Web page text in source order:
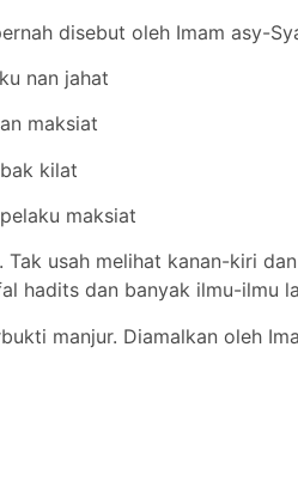
disebut oleh Imam asy-
nan jahat
maksiat
kilat
maksiat
Tak usah melihat kanan-kiri
hadits dan banyak ilmu-ilmu
manjur. Diamalkan oleh